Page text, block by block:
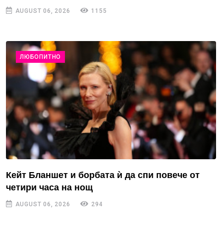
AUGUST 06, 2026 1155
ЛЮБОПИТНО
Кейт Бланшет и борбата ѝ да спи повече от
четири часа на нощ
AUGUST 06, 2026 294